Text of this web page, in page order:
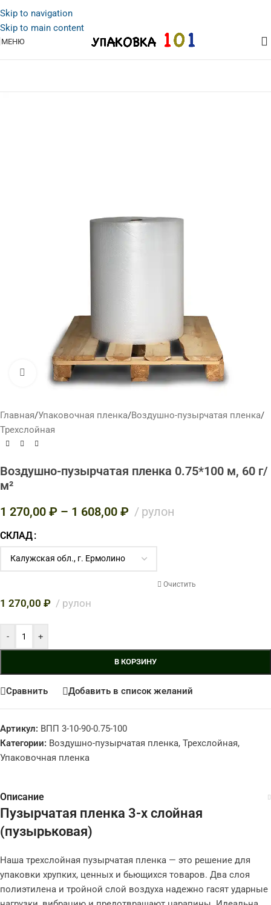
Skip to navigation
Skip to main content
МЕНЮ
Нажмите, чтобы увеличить
Главная/Упаковочная пленка/Воздушно-пузырчатая пленка/
Трехслойная
Воздушно-пузырчатая пленка 0.75*100 м, 60 г/
м²
1 270,00 ₽ – 1 608,00 ₽ рулон
СКЛАД
Очистить
1 270,00 ₽ рулон
- +
В КОРЗИНУ
Сравнить Добавить в список желаний
Артикул: ВПП 3-10-90-0.75-100
Категории: Воздушно-пузырчатая пленка, Трехслойная,
Упаковочная пленка
Описание
Пузырчатая пленка 3-х слойная
(пузырьковая)
Наша трехслойная пузырчатая пленка — это решение для
упаковки хрупких, ценных и бьющихся товаров. Два слоя
полиэтилена и тройной слой воздуха надежно гасят ударные